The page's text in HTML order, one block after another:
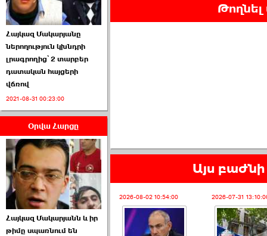
2026-07-05 23:19:00
ՏԵՍԱՆՅՈՒԹ․ Ի՞նչ
իրավիճակ է այս ›››
2026-07-04 10:40:00
Սահմանադրական
դատարանը մերժեց ›››
Հայկազ Մակարյանը
ներողություն կխնդրի
լրագրողից՝ 2 տարբեր
դատական հայցերի
վճռով
2021-08-31 00:23:00
Օրվա Հարցը
Հայկազ Մակարյանն և իր
թիմը սպառնում են
Թողնել
Այս բաժնի
2026-08-02 10:54:00 2026-07-31